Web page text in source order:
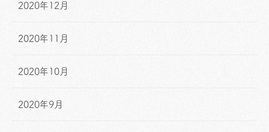
2020年12月
2020年11月
2020年10月
2020年9月